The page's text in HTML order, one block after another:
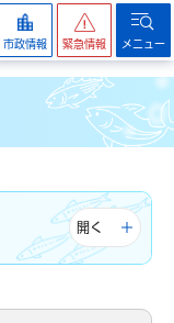
市政情報 緊急情報 メニュー
開く